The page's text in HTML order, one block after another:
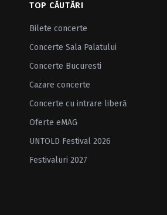
TOP CĂUTĂRI
Bilete concerte
Concerte Sala Palatului
Concerte Bucuresti
Cazare concerte
Concerte cu intrare liberă
Oferte eMAG
UNTOLD Festival 2026
Festivaluri 2027